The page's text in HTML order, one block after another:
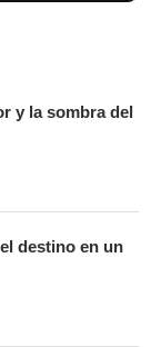
y la sombra del
destino en un